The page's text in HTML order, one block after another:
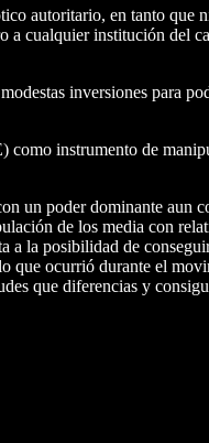
autoritario, en tanto
cualquier institución del
inversiones para
instrumento de
un poder dominante
de los media con
la posibilidad de
ocurrió durante el
que diferencias y